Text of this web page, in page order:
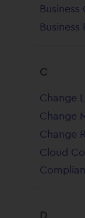
Business
C
Change
Change
Change
Cloud
D